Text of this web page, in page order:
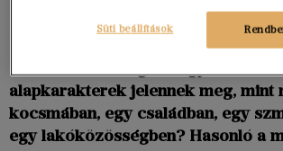
használja a cirkuszi
sajnos, működik.
Ebben a közösségben ugyanazok/
alapkarakterek jelennek meg, mint
kocsmában, egy családban, egy
egy lakóközösségben? Hasonló a
Süti beállítások